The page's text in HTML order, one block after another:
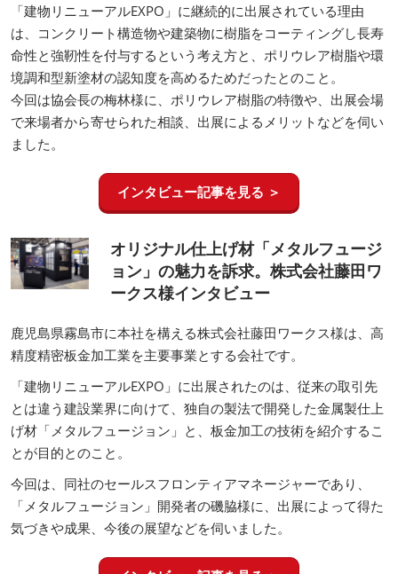
「建物リニューアルEXPO」に継続的に出展されている理由
は、コンクリート構造物や建築物に樹脂をコーティングし長寿
命性と強靭性を付与するという考え方と、ポリウレア樹脂や環
境調和型新塗材の認知度を高めるためだったとのこと。
今回は協会長の梅林様に、ポリウレア樹脂の特徴や、出展会場
で来場者から寄せられた相談、出展によるメリットなどを伺い
ました。
インタビュー記事を見る ＞
オリジナル仕上げ材「メタルフュージ
ョン」の魅力を訴求。株式会社藤田ワ
ークス様インタビュー
鹿児島県霧島市に本社を構える株式会社藤田ワークス様は、高
精度精密板金加工業を主要事業とする会社です。
「建物リニューアルEXPO」に出展されたのは、従来の取引先
とは違う建設業界に向けて、独自の製法で開発した金属製仕上
げ材「メタルフュージョン」と、板金加工の技術を紹介するこ
とが目的とのこと。
今回は、同社のセールスフロンティアマネージャーであり、
「メタルフュージョン」開発者の磯脇様に、出展によって得た
気づきや成果、今後の展望などを伺いました。